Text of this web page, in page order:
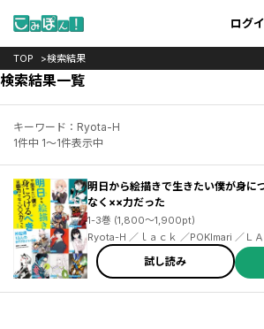
ログ
TOP 検索結果
検索結果一覧
キーワード：Ryota-H
1件中 1～1件表示中
明日から絵描きで生きたい僕が身に
なく××力だった
1-3巻 (1,800～1,900pt)
Ryota-H ／ｌａｃｋ ／POKImari ／ＬＡＭ ／望月けい ／タカヤマ
トシアキ ／西沢５ミリ ／米山舞 ／PALOW. ／BUNBUN＆abec ／
しぐれうい ／ぽち ／わいっしゅ ／COJIRASELUNCHBOX ／凪白
みと ／風間雷太 ／Rii2 ／ｐｏｐｍａｎ３５８０ ／冨士原良 ／山田
シロ ／こうましろ ／林けゐ ／吉田誠治 ／青十紅 ／さくしゃ２ ／
試し読み